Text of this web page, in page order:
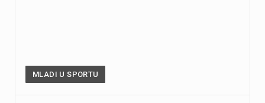
MLADI U SPORTU